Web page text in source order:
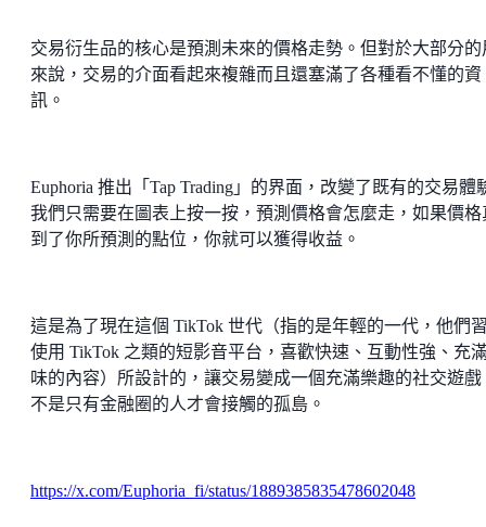
交易衍生品的核心是預測未來的價格走勢。但對於大部分的
來說，交易的介面看起來複雜而且還塞滿了各種看不懂的資
訊。
Euphoria 推出「Tap Trading」的界面，改變了既有的交易體
我們只需要在圖表上按一按，預測價格會怎麼走，如果價格
到了你所預測的點位，你就可以獲得收益。
這是為了現在這個 TikTok 世代（指的是年輕的一代，他們
使用 TikTok 之類的短影音平台，喜歡快速、互動性強、充
味的內容）所設計的，讓交易變成一個充滿樂趣的社交遊戲
不是只有金融圈的人才會接觸的孤島。
https://x.com/Euphoria_fi/status/1889385835478602048